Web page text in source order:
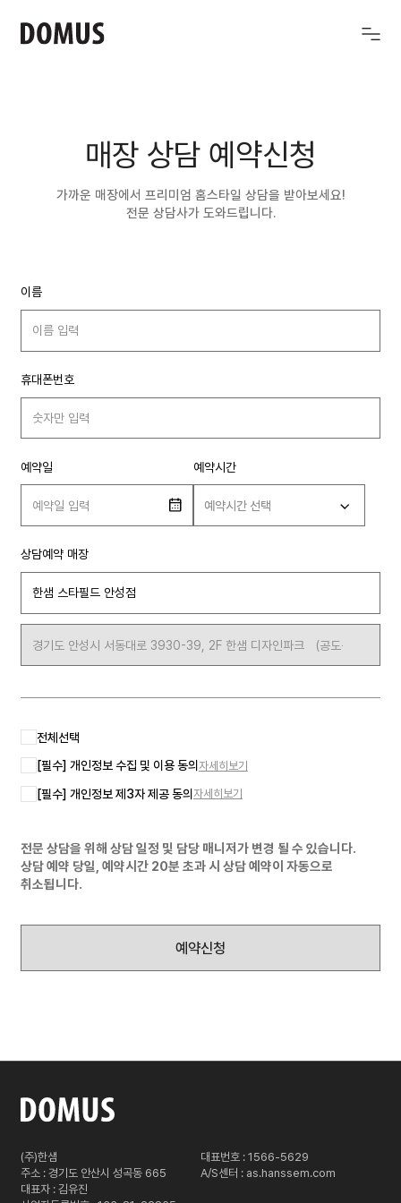
매장 상담 예약신청
가까운 매장에서 프리미엄 홈스타일 상담을 받아보세요!
전문 상담사가 도와드립니다.
이름
휴대폰번호
예약일 예약시간
예약시간 선택
상담예약 매장
전체선택
[필수] 개인정보 수집 및 이용 동의 자세히보기
[필수] 개인정보 제3자 제공 동의 자세히보기
전문 상담을 위해 상담 일정 및 담당 매니저가 변경 될 수 있습니다.
상담 예약 당일, 예약시간 20분 초과 시 상담 예약이 자동으로
취소됩니다.
예약신청
(주)한샘
주소 : 경기도 안산시 성곡동 665
대표자 : 김유진
대표번호 : 1566-5629
A/S센터 : as.hanssem.com